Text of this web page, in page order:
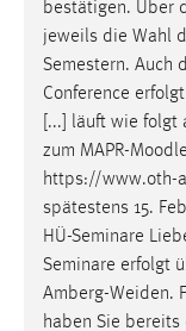
bestätigen. Über
jeweils die Wahl
Semestern. Auch
Conference
[...] läuft wie folgt
zum MAPR-Moodle
https://www.oth-
spätestens 15.
HÜ-Seminare
Seminare erfolgt
Amberg-Weiden.
haben Sie bereits